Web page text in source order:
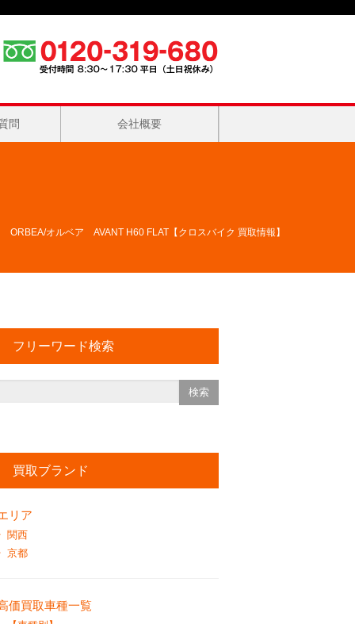
問 会社概要
オルベア AVANT H60 FLAT【クロスバイク 買取情報】
フリーワード検索
買取ブランド
リア
関西
京都
価買取車種一覧